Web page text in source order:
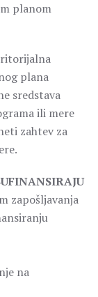
planom
plana
sredstava
ili mere
zahtev za
zapošljavanja
na